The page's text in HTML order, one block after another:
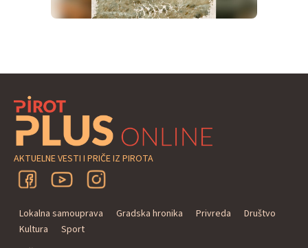
AKTUELNE VESTI I PRIČE IZ PIROTA
Lokalna samouprava Gradska hronika Privreda
Društvo
Kultura
Sport